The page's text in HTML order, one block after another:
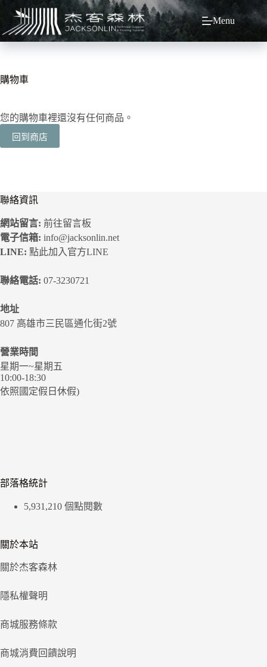
主
容
Menu
購物車
您的購物車裡還沒有任何商品。
回到商店
聯絡資訊
網站留言: 前往留言板
電子信箱: info@jacksonlin.net
LINE: 點此加入官方LINE
聯絡電話: 07-3230721
地址
807 高雄市三民區通化街2號
營業時間
星期一~星期五
10:00-18:30
依照國定假日休假)
部落格統計
5,931,210 個點閱數
關於本站
關於杰客森林
隱私權聲明
商城服務條款
商城消費回饋說明